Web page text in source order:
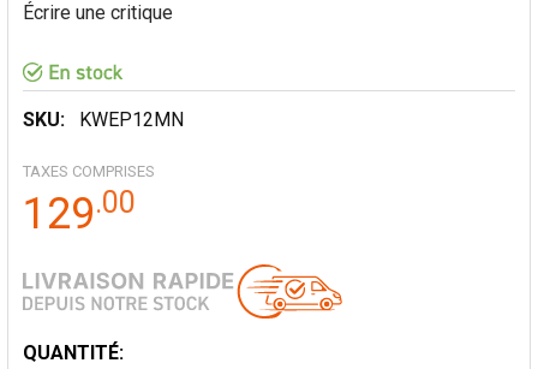
Écrire une critique
SKU: KWEP12MN
TAXES COMPRISES
129.00
STOCK
QUANTITÉ: